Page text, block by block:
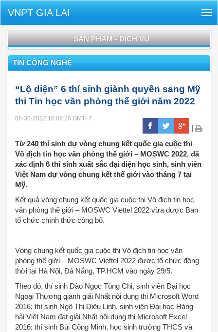
VNPT GIA LAI
SẢN PHẨM - DỊCH VỤ
TIN CÔNG NGHỆ
“Lộ diện” 6 thí sinh giành quyền sang Mỹ
thi Tin học văn phòng thế giới năm 2022
06-30-2022 16:09:26 GMT+7
|
Từ 240 thí sinh dự vòng chung kết quốc gia cuộc thi
Vô địch tin học văn phòng thế giới – MOSWC 2022, đã
xác định 6 thí sinh xuất sắc đại diện học sinh, sinh viên
Việt Nam dự vòng chung kết thế giới vào tháng 7 tại
Mỹ.
Kết quả vòng chung kết quốc gia cuộc thi Vô địch tin học
văn phòng thế giới – MOSWC Viettel 2022 vừa được Ban
tổ chức chính thức công bố.
Vòng chung kết quốc gia cuộc thi Vô địch tin học văn
phòng thế giới – MOSWC Viettel 2022 được tổ chức đồng
thời tại Hà Nội, Đà Nẵng, TP.HCM vào ngày 29/5.
Theo đó, thí sinh Đào Ngọc Tùng Chi, sinh viên Đại học
Ngoại Thương giành giải Nhất nội dung thi Microsoft Word
2016; thí sinh Ngô Thị Diệu Linh, sinh viên Đại học Hàng
hải Việt Nam đạt giải Nhất nội dung thi Microsoft Excel
2016; thí sinh Bùi Công Minh, học sinh trường THCS và